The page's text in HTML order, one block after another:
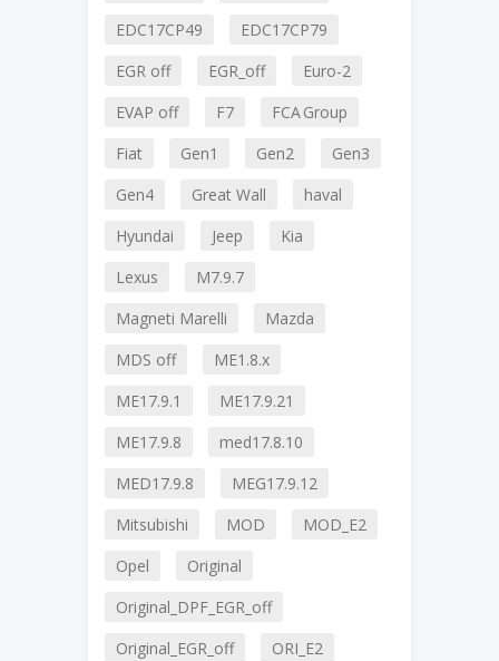
EDC17CP49
EDC17CP79
EGR off
EGR_off
Euro-2
EVAP off
F7
FCA Group
Fiat
Gen1 Gen2
Gen3
Gen4
Great Wall
haval
Hyundai
Jeep
Kia
Lexus
M7.9.7
Magneti Marelli
Mazda
MDS off
ME1.8.x
ME17.9.1
ME17.9.21
ME17.9.8
med17.8.10
MED17.9.8
MEG17.9.12
Mitsubishi
MOD
MOD_E2
Opel
Original
Original_DPF_EGR_off
Original_EGR_off
ORI_E2